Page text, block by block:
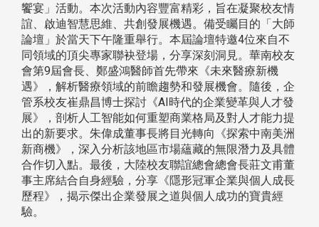
饗宴」活動。本次活動內容豐富精彩，旨在凝聚校友情
誼、啟迪智慧思維、共創發展機遇。備受矚目的「大師
論壇」於當天下午隆重舉行。本屆論壇特邀4位來自不
同領域的頂尖專家聯袂登場，分享深刻洞見。華南校友
會第9屆會長、鄭盛鴻醫師首先帶來《未來醫療新機
遇》，解析醫療領域的前瞻趨勢和發展機會。隨後，企
管系校友崔鼎昌博士探討《AI時代的企業變革與人才發
展》，剖析人工智能如何重塑商業格局及對人才能力提
出的新要求。朱偉成董事長將目光轉向《探索中南美洲
新商機》，深入分析該地區市場蘊藏的無限潛力及具體
合作切入點。最後，大陸校友聯誼總會總會長莊文甫董
事主席結合自身經驗，分享《隱形冠軍企業與個人成長
歷程》，揭示傑出企業發展之道與個人成功的寶貴經
驗。